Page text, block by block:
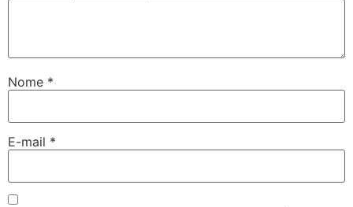
Nome *
E-mail *